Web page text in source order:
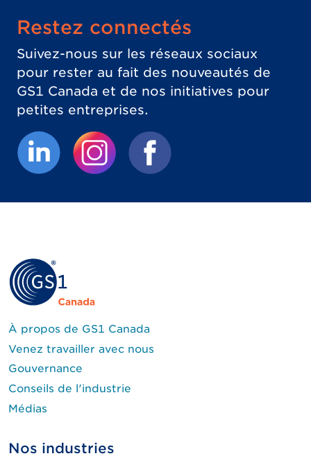
Restez connectés
Suivez-nous sur les réseaux sociaux
pour rester au fait des nouveautés de
GS1 Canada et de nos initiatives pour
petites entreprises.
À propos de GS1 Canada
Venez travailler avec nous
Gouvernance
Conseils de l'industrie
Médias
Nos industries